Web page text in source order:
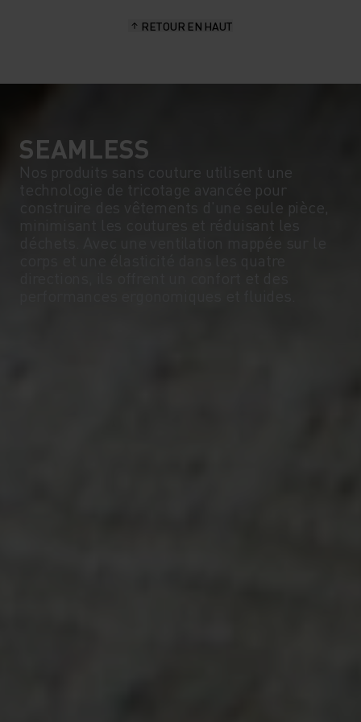
RETOUR EN HAUT
SEAMLESS
Nos produits sans couture utilisent une
technologie de tricotage avancée pour
construire des vêtements d'une seule pièce,
minimisant les coutures et réduisant les
déchets. Avec une ventilation mappée sur le